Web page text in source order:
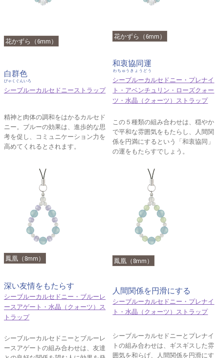
花かずら（6mm）
白群色
びゃくぐんいろ
シーブルーカルセドニーストラップ
精神と肉体の調和をはかるカルセド
ニー。ブルーの効果は、進歩的な思
考を促し、コミュニケーション力を
高めてくれるとされます。
花かずら（6mm）
和衷協同運
わちゅうきょうどう
シーブルーカルセドニー・プレナイ
ト・アベンチュリン・ローズクォー
ツ・水晶（クォーツ）ストラップ
この５種類の組み合わせは、穏やか
で平和な雰囲気をもたらし、人間関
係を円満にするという「和衷協同」
の運をもたらすでしょう。
鳳凰（8mm）
深い友情をもたらす
シーブルーカルセドニー・ブルーレ
ースアゲート・水晶（クォーツ）ス
トラップ
シーブルーカルセドニーとブルーレ
ースアゲートの組み合わせは、友達
鳳凰（8mm）
人間関係を円滑にする
シーブルーカルセドニー・プレナイ
ト・水晶（クォーツ）ストラップ
シーブルーカルセドニーとプレナイ
トの組み合わせは、ギスギスした雰
囲気を和らげ、人間関係を円滑にす